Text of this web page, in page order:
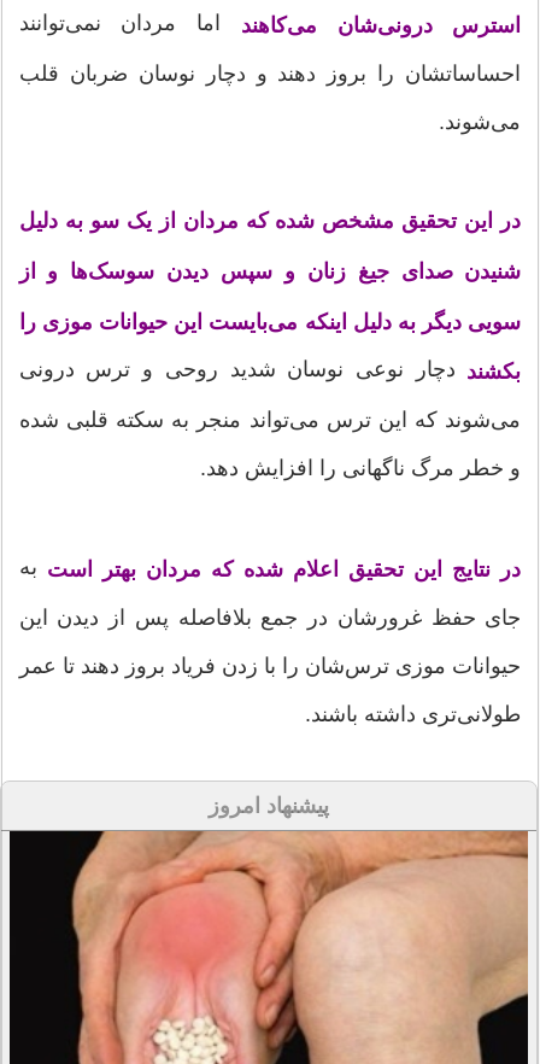
استرس درونی‌شان می‌کاهند اما مردان نمی‌توانند
احساساتشان را بروز دهند و دچار نوسان ضربان قلب
می‌شوند.
در این تحقیق مشخص شده که مردان از یک سو به دلیل
شنیدن صدای جیغ زنان و سپس دیدن سوسک‌ها و از
سویی دیگر به دلیل اینکه می‌بایست این حیوانات موزی را
بکشند دچار نوعی نوسان شدید روحی و ترس درونی
می‌شوند که این ترس می‌تواند منجر به سکته قلبی شده
و خطر مرگ ناگهانی را افزایش دهد.
در نتایج این تحقیق اعلام شده که مردان بهتر است به
جای حفظ غرورشان در جمع بلافاصله پس از دیدن این
حیوانات موزی ترس‌شان را با زدن فریاد بروز دهند تا عمر
طولانی‌تری داشته باشند.
پیشنهاد امروز